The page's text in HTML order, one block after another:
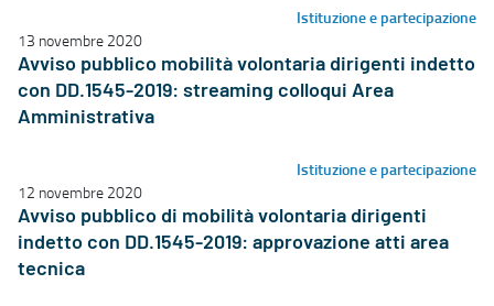
Istituzione e partecipazione
13 novembre 2020
Avviso pubblico mobilità volontaria dirigenti indetto
con DD.1545-2019: streaming colloqui Area
Amministrativa
Istituzione e partecipazione
12 novembre 2020
Avviso pubblico di mobilità volontaria dirigenti
indetto con DD.1545-2019: approvazione atti area
tecnica